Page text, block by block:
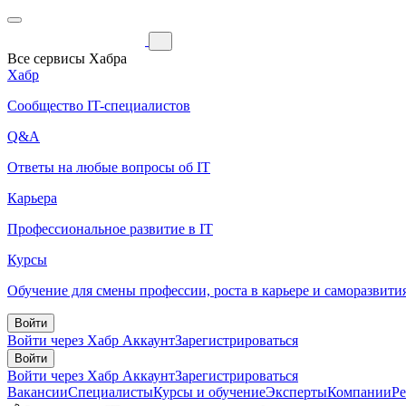
Все сервисы Хабра
Хабр
Сообщество IT-специалистов
Q&A
Ответы на любые вопросы об IT
Карьера
Профессиональное развитие в IT
Курсы
Обучение для смены профессии, роста в карьере и
Войти
Войти через Хабр АккаунтЗарегистрироваться
Войти
Войти через Хабр АккаунтЗарегистрироваться
ВакансииСпециалистыКурсы и обучениеЭкспертыКомпании